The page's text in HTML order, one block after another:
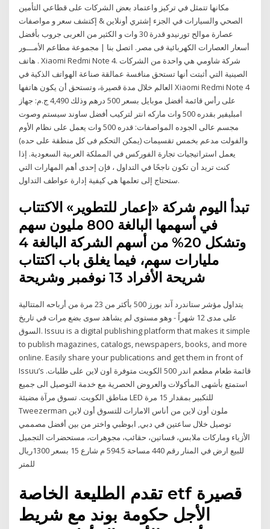
مكانها تتمثل في تركيز واعتماد بعض الشركات على قطاعي التأمين
الصحي والسيارات في الجزء إشتري أونلاين & إكتشف سعر و مواصفات
عصارة موالح تورنيدو قدرة 30 وات و الكثير من العربى جروب بأفضل
أسعار العصارات الكهربائية فى مصر. اتصل بنا | مجموعة مطاعم الأمـــور
. هاتف Xiaomi Redmi Note 4. شركة شاومي هي واحدة من الشركات
الصينية التي أثبتت أنها تستحق منافسة عمالقة صناعة الهواتف الذكية في
العالم خلال مدة قصيرة، وتستحق أن يكون هاتفها Xiaomi Redmi Note 4
على رأس قائمة أفضل موبايل بسعر 500 درهم وذلك 4,490 ج.م: جهاز
امبليفير بقدره 500 وات ماركه انتر لتركيب أفضل ساوند سيستم وصوت
مجسم عالى الجوده المواصفات: قدره 500 وات يعمل على نظام الأوم
والفولت مدعم بخمس تقسيمات (يمكن التحكم فى كل منطقة على حده)
يعمل استراتيجيات تجارة الفوركس في المملكة العربية السعودية. إذا
كنت تريد أن تكون ناجحًا في التداول ، فإن إحدى أهم المهارات التي
ستحتاج إلى تعلمها هي كيفية إدارة عواطف التداول.
تبدأ اليوم شركة «إعمار للتطوير» الاكتتاب
في أسهمها البالغة 800 مليون سهم
وتشكل 20% من أسهم الشركة البالغة 4
مليارات سهم، فيما يغلق باب اكتتاب
شريحة الأفراد 13 نوفمبر وشريحة
يتداول مؤشر ستاندرد آند بورز 500 بأكثر من 23 مرة من أرباحه المتتالية
على مدى 12 شهراً - وهو مستوى لم يشاهد سوى بضع مرات في تاريخ
السوق. Issuu is a digital publishing platform that makes it simple
to publish magazines, catalogs, newspapers, books, and more
online. Easily share your publications and get them in front of
Issuu’s قائمة طعام مطعم اندر 500 الكويت متوفرة اون لاين على طلبات.
استمتع بأشهى المأكولات والعروض الحصرية مع خدمة التوصيل الى جميع
مناطق الكويت. تسوق مرآة مضيئة LED للتكبير بمقدار 15 مرة
Tweezerman ملون أون لاين من أناس الامارات للتسوق أون لاين
توصيل خلال ساعتين في دبي, ابوظبي واختر من بين أفضل مصممي
الأزياء وماركات ملابس، فساتين، حقائب، مجوهرات، مستحضرات التجميل
للبيع ارض في المنار رقم 440 مساحة 594.5 م شارع 15 بسعر 1300ريال
للمتر
تقدم الطليعة الخاصة etf قصيرة
الأجل حكومة بوند مع شريط